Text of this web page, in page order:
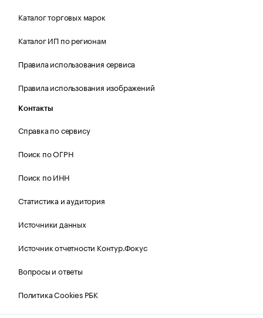
Каталог торговых марок
Каталог ИП по регионам
Правила использования сервиса
Правила использования изображений
Контакты
Справка по сервису
Поиск по ОГРН
Поиск по ИНН
Статистика и аудитория
Источники данных
Источник отчетности Контур.Фокус
Вопросы и ответы
Политика Cookies РБК